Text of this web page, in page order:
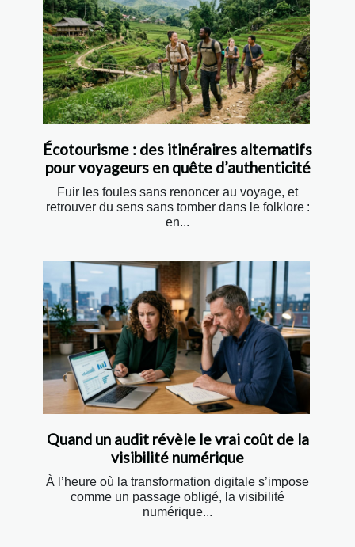
Écotourisme : des itinéraires alternatifs
pour voyageurs en quête d’authenticité
Fuir les foules sans renoncer au voyage, et
retrouver du sens sans tomber dans le folklore :
en...
Quand un audit révèle le vrai coût de la
visibilité numérique
À l’heure où la transformation digitale s’impose
comme un passage obligé, la visibilité
numérique...